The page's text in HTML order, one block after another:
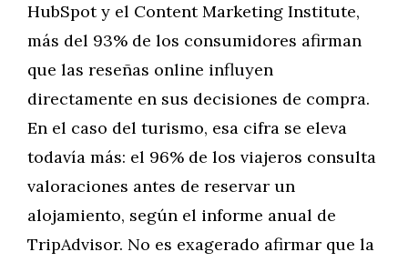
HubSpot y el Content Marketing Institute,
más del 93% de los consumidores afirman
que las reseñas online influyen
directamente en sus decisiones de compra.
En el caso del turismo, esa cifra se eleva
todavía más: el 96% de los viajeros consulta
valoraciones antes de reservar un
alojamiento, según el informe anual de
TripAdvisor. No es exagerado afirmar que la